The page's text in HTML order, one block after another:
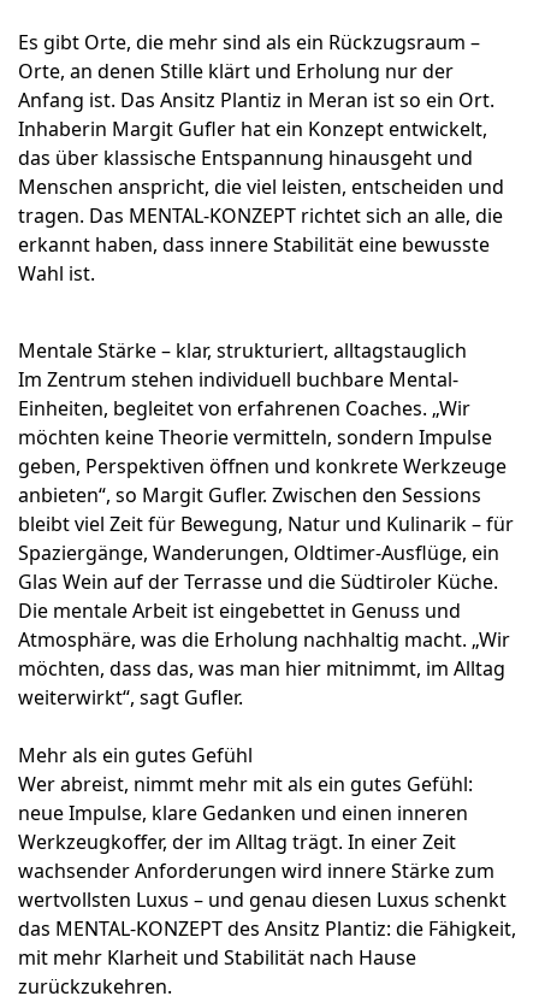
Es gibt Orte, die mehr sind als ein Rückzugsraum –
Orte, an denen Stille klärt und Erholung nur der
Anfang ist. Das Ansitz Plantiz in Meran ist so ein Ort.
Inhaberin Margit Gufler hat ein Konzept entwickelt,
das über klassische Entspannung hinausgeht und
Menschen anspricht, die viel leisten, entscheiden und
tragen. Das MENTAL-KONZEPT richtet sich an alle, die
erkannt haben, dass innere Stabilität eine bewusste
Wahl ist.
Mentale Stärke – klar, strukturiert, alltagstauglich
Im Zentrum stehen individuell buchbare Mental-
Einheiten, begleitet von erfahrenen Coaches. „Wir
möchten keine Theorie vermitteln, sondern Impulse
geben, Perspektiven öffnen und konkrete Werkzeuge
anbieten“, so Margit Gufler. Zwischen den Sessions
bleibt viel Zeit für Bewegung, Natur und Kulinarik – für
Spaziergänge, Wanderungen, Oldtimer-Ausflüge, ein
Glas Wein auf der Terrasse und die Südtiroler Küche.
Die mentale Arbeit ist eingebettet in Genuss und
Atmosphäre, was die Erholung nachhaltig macht. „Wir
möchten, dass das, was man hier mitnimmt, im Alltag
weiterwirkt“, sagt Gufler.
Mehr als ein gutes Gefühl
Wer abreist, nimmt mehr mit als ein gutes Gefühl:
neue Impulse, klare Gedanken und einen inneren
Werkzeugkoffer, der im Alltag trägt. In einer Zeit
wachsender Anforderungen wird innere Stärke zum
wertvollsten Luxus – und genau diesen Luxus schenkt
das MENTAL-KONZEPT des Ansitz Plantiz: die Fähigkeit,
mit mehr Klarheit und Stabilität nach Hause
zurückzukehren.